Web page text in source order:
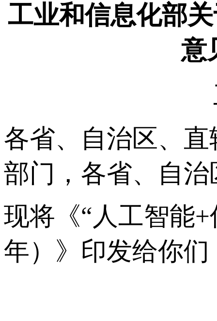
工业和信息化部
意
各省、自治区、
部门，各省、自
现将《“人工智能
年）》印发给你